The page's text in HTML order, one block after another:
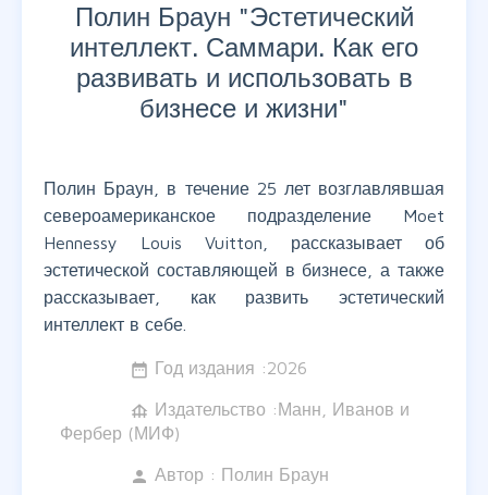
Полин Браун "Эстетический
интеллект. Саммари. Как его
развивать и использовать в
бизнесе и жизни"
Полин Браун, в течение 25 лет возглавлявшая
североамериканское подразделение Moet
Hennessy Louis Vuitton, рассказывает об
эстетической составляющей в бизнесе, а также
рассказывает, как развить эстетический
интеллект в себе.
date_range Год издания :2026
foundation Издательство :Манн, Иванов и
Фербер (МИФ)
person Автор : Полин Браун